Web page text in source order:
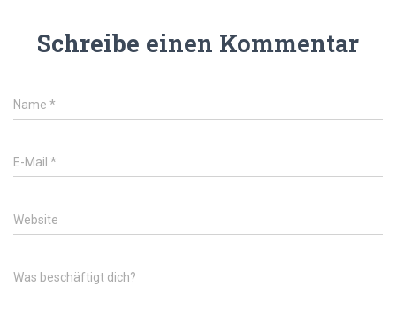
Schreibe einen Kommentar
Name *
E-Mail *
Website
Was beschäftigt dich?